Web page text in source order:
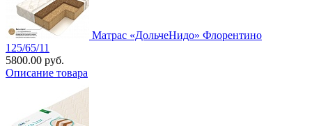
Матрас «ДольчеНидо» Флорентино
125/65/11
5800.00 руб.
Описание товара